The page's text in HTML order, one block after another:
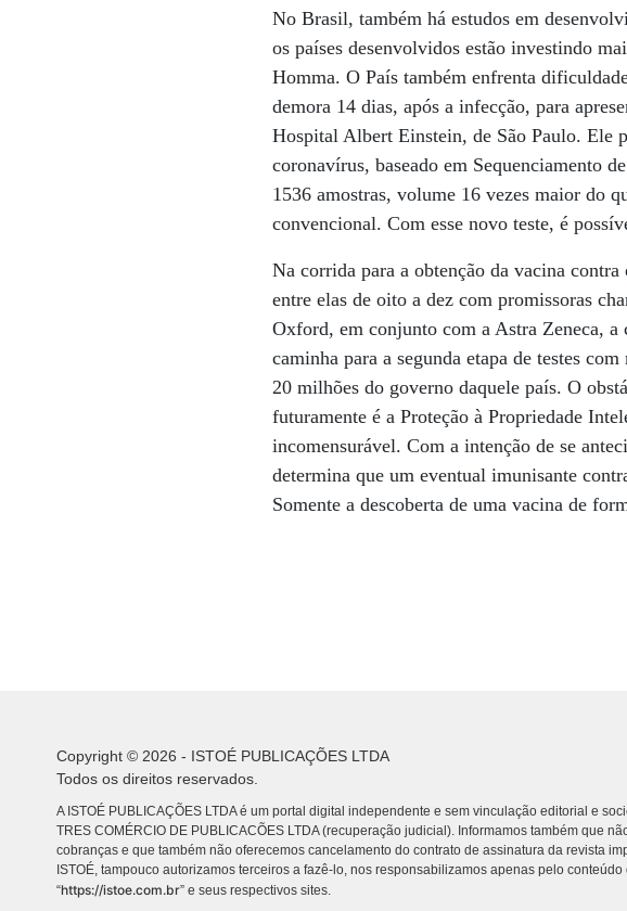
No Brasil, também há estudos em
os países desenvolvidos estão investindo
Homma. O País também enfrenta
demora 14 dias, após a infecção, para
Hospital Albert Einstein, de São Paulo. Ele
coronavírus, baseado em Sequenciamento
1536 amostras, volume 16 vezes maior do
convencional. Com esse novo teste, é
Na corrida para a obtenção da vacina
entre elas de oito a dez com promissoras
Oxford, em conjunto com a Astra Zeneca,
caminha para a segunda etapa de testes
20 milhões do governo daquele país. O
futuramente é a Proteção à Propriedade
incomensurável. Com a intenção de se
determina que um eventual imunisante
Somente a descoberta de uma vacina de
Copyright © 2026 - ISTOÉ PUBLICAÇÕES LTDA
Todos os direitos reservados.
A ISTOÉ PUBLICAÇÕES LTDA é um portal digital independente e sem vinculação editorial e
TRES COMÉRCIO DE PUBLICACÕES LTDA (recuperação judicial). Informamos também que
cobranças e que também não oferecemos cancelamento do contrato de assinatura da revista
ISTOÉ, tampouco autorizamos terceiros a fazê-lo, nos responsabilizamos apenas pelo conteúdo
“https://istoe.com.br” e seus respectivos sites.